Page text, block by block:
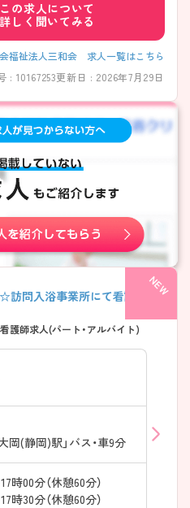
この求人について
詳しく聞いてみる
福祉法人三和会 求人一覧はこちら
: 10167253更新日 : 2026年7月29日
訪問入浴事業所にて看護師の
護師求人(パート・アルバイト)
岡(静岡)駅」バス・車9分
時00分（休憩60分）
時30分（休憩60分）